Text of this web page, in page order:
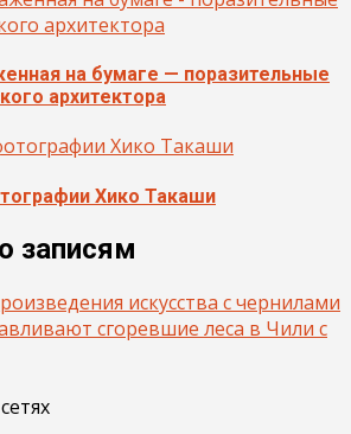
на бумаге — поразительные
архитектора
Хико Такаши
записям
искусства с чернилами
сгоревшие леса в Чили с